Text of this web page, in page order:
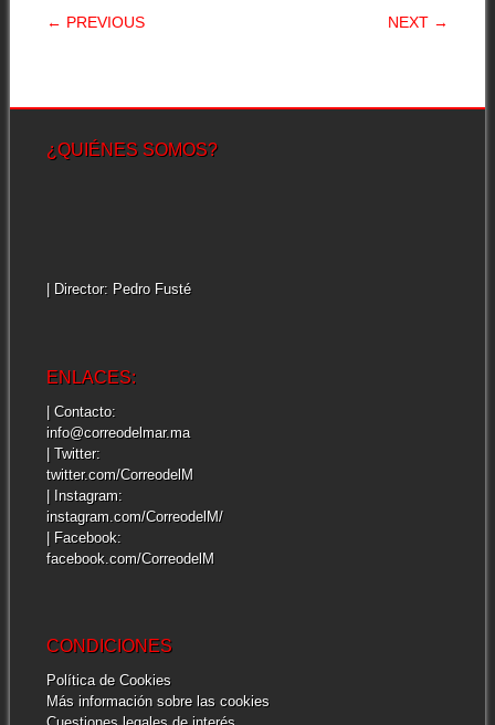
POST NAVIGATION
← PREVIOUS NEXT →
¿QUIÉNES SOMOS?
| Director: Pedro Fusté
ENLACES:
| Contacto:
info@correodelmar.ma
| Twitter:
twitter.com/CorreodelM
| Instagram:
instagram.com/CorreodelM/
| Facebook:
facebook.com/CorreodelM
CONDICIONES
Política de Cookies
Más información sobre las cookies